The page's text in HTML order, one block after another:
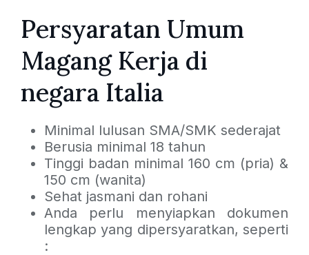
Persyaratan Umum
Magang Kerja di
negara Italia
Minimal lulusan SMA/SMK sederajat
Berusia minimal 18 tahun
Tinggi badan minimal 160 cm (pria) &
150 cm (wanita)
Sehat jasmani dan rohani
Anda perlu menyiapkan dokumen
lengkap yang dipersyaratkan, seperti
: